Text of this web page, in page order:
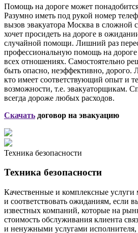
Помощь на дороге может
Разумно иметь под рукой номер
вызов эвакуатора Москва в сложной
хочет просидеть на дороге в
случайной помощи. Лишний раз
профессиональную помощь на
всех отношениях. Самостоятельно
быть опасно, неэффективно, дорого.
кто имеет соответствующий опыт и
возможности, т.е. эвакуаторщикам.
всегда дороже любых расходов.
Скачать договор на эвакуацию
Техника безопасности
Техника безопасности
Качественные и комплексные
и соответствовать ожиданиям, если
известных компаний, которые на
стоимость обслуживания клиента
и ненужными услугами исполнителя,